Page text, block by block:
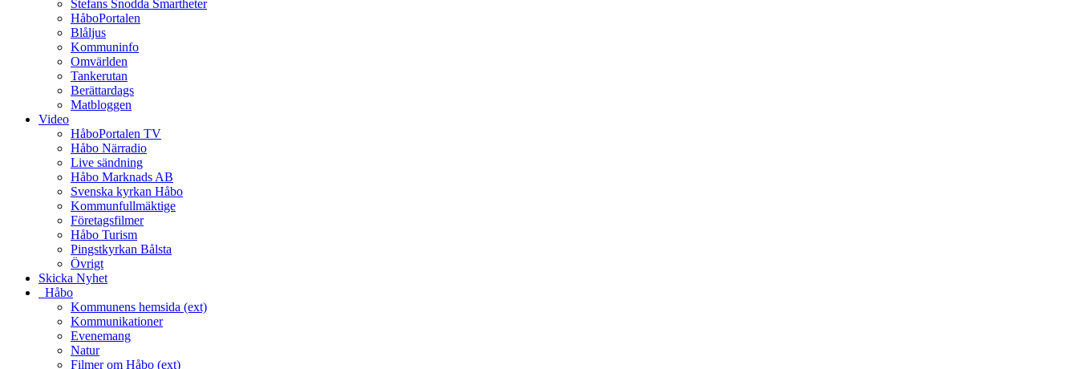
Stefans Snodda Smartheter
HåboPortalen
Blåljus
Kommuninfo
Omvärlden
Tankerutan
Berättardags
Matbloggen
Video
HåboPortalen TV
Håbo Närradio
Live sändning
Håbo Marknads AB
Svenska kyrkan Håbo
Kommunfullmäktige
Företagsfilmer
Håbo Turism
Pingstkyrkan Bålsta
Övrigt
Skicka Nyhet
_Håbo
Kommunens hemsida (ext)
Kommunikationer
Evenemang
Natur
Filmer om Håbo (ext)